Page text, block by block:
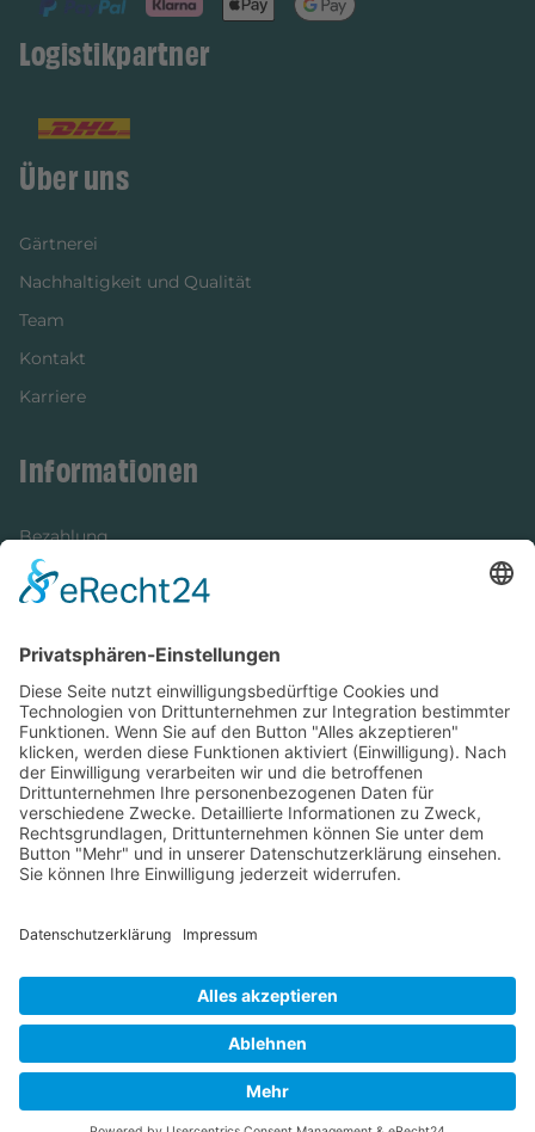
Logistikpartner
Über uns
Gärtnerei
Nachhaltigkeit und Qualität
Team
Kontakt
Karriere
Informationen
Bezahlung
Newsletter
Versandinformationen
Verfügbarkeit/Verträglichkeit
Rechtliches
Widerrufsrecht und Widerrufsformular
Impressum
Datenschutzerklärung
Cookie-Einstellungen
AGB
Streitbeilegungsstelle
Vertrag widerrufen